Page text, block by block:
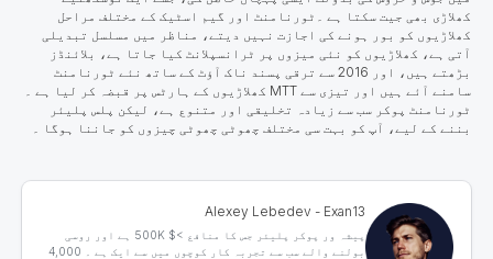
کھلاڑی بھی جیت سکتا ہے ۔
ٹورنامنٹ اور گیم اسٹیک کے مختلف مراحل
کھلاڑیوں کو بور ہونے کی اجازت نہیں دیتے ، مناظر میں مسلسل تبدیلی
آتی ہے، کھلاڑیوں کو نئی میزوں پر ٹرانسپلانٹ کیا جاتا ہے، بلائنڈز
بڑھتے ہیں، اور 2016 سے ترقی پسند ناک آؤٹ کے ساتھ نئے ٹورنامنٹ
سامنے آئے ہیں اور تیزی سے MTT کھلاڑیوں کے ہارٹس پر قبضہ کر لیا ہے ۔
ٹورنامنٹ پوکر سب سے زیادہ تخلیقی اور متنوع ہے، لیکن پلس پلیئر
بننے کے لیے، آپ کو بہت سی مختلف چھوٹی چھوٹی چیزوں کو جاننا ہوگا ۔
Alexey Lebedev - Exan13
پیشہ ور پوکر پلیئر جس کا منافع >$ 500K ہے اور روسی
بولنے والے سب سے تجربہ کار کوچوں میں سے ایک ہے ۔ 4,000